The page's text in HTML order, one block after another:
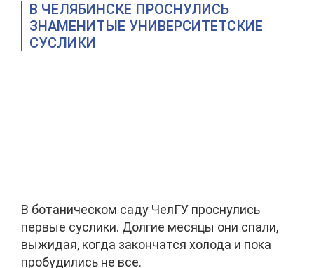
В ЧЕЛЯБИНСКЕ ПРОСНУЛИСЬ
ЗНАМЕНИТЫЕ УНИВЕРСИТЕТСКИЕ
СУСЛИКИ
В ботаническом саду ЧелГУ проснулись
первые суслики. Долгие месяцы они спали,
выжидая, когда закончатся холода и пока
пробудились не все.